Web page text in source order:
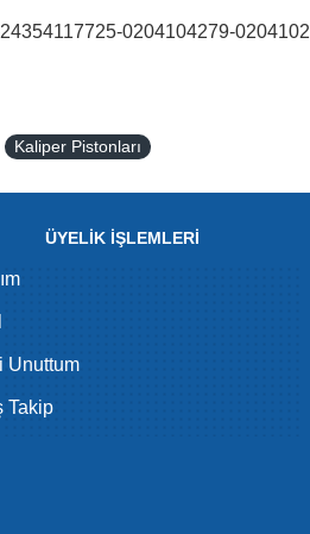
0204104279-
Kaliper Pistonları
ÜYELİK İŞLEMLERİ
Unuttum
Takip